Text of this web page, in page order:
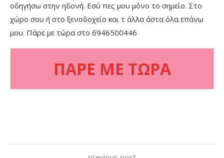
οδηγήσω στην ηδονή. Εσύ πες μου μόνο το σημείο. Στο
χώρο σου ή στο ξενοδοχείο και τ άλλα άστα όλα επάνω
μου. Πάρε με τώρα στο 6946500446
ΠΑΡΕ ΜΕ ΤΩΡΑ